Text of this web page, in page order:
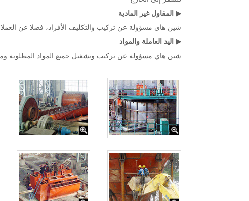
▶ المقاول غير المادية
شين هاي مسؤولة عن تركيب والتكليف الأفراد، فضلا عن
▶ اليد العاملة والمواد
شين هاي مسؤولة عن تركيب وتشغيل جميع المواد المطلوبة